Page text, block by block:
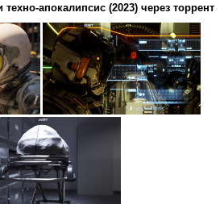
апокалипсис (2023) через торрент